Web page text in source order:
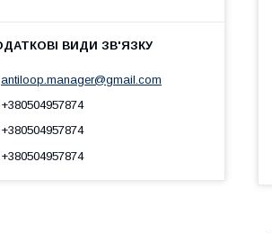
antiloop.manager@gmail.com
+380504957874
+380504957874
+380504957874